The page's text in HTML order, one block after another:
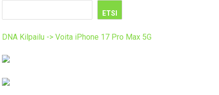
ETSI
DNA Kilpailu -> Voita iPhone 17 Pro Max 5G